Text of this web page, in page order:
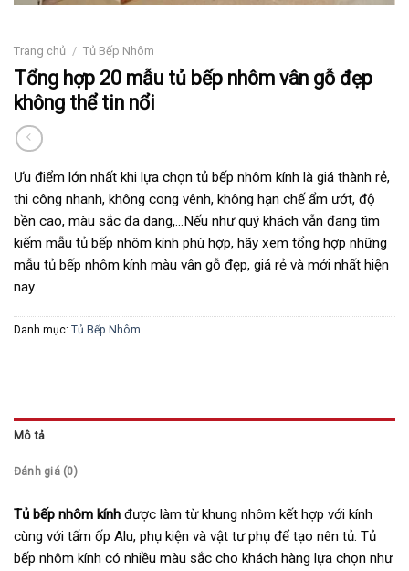
Trang chủ / Tủ Bếp Nhôm
Tổng hợp 20 mẫu tủ bếp nhôm vân gỗ đẹp
không thể tin nổi
Ưu điểm lớn nhất khi lựa chọn tủ bếp nhôm kính là giá thành rẻ,
thi công nhanh, không cong vênh, không hạn chế ẩm ướt, độ
bền cao, màu sắc đa dang,…Nếu như quý khách vẫn đang tìm
kiếm mẫu tủ bếp nhôm kính phù hợp, hãy xem tổng hợp những
mẫu tủ bếp nhôm kính màu vân gỗ đẹp, giá rẻ và mới nhất hiện
nay.
Danh mục: Tủ Bếp Nhôm
Mô tả
Đánh giá (0)
Tủ bếp nhôm kính được làm từ khung nhôm kết hợp với kính
cùng với tấm ốp Alu, phụ kiện và vật tư phụ để tạo nên tủ. Tủ
bếp nhôm kính có nhiều màu sắc cho khách hàng lựa chọn như